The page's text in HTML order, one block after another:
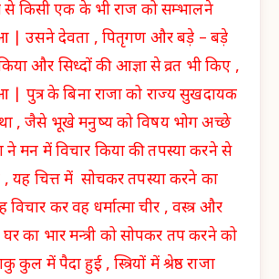
किसी एक के भी राज को सम्भालने
| उसने देवता , पितृगण और बड़े – बड़े
और सिध्दों की आज्ञा से व्रत भी किए ,
| पुत्र के बिना राजा को राज्य सुखदायक
था , जैसे भूखे मनुष्य को विषय भोग अच्छे
मन में विचार किया की तपस्या करने से
, यह चित्त में सोचकर तपस्या करने का
कर वह धर्मात्मा चीर , वस्त्र और
का भार मन्त्री को सोपकर तप करने को
कुल में पैदा हुई , स्त्रियों में श्रेष्ठ राजा